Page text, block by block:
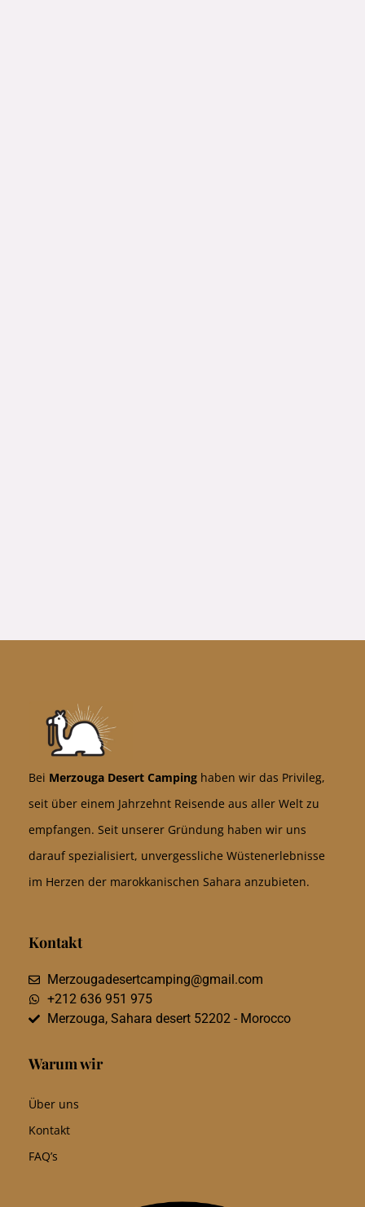
Bei Merzouga Desert Camping haben wir das Privileg,
seit über einem Jahrzehnt Reisende aus aller Welt zu
empfangen. Seit unserer Gründung haben wir uns
darauf spezialisiert, unvergessliche Wüstenerlebnisse
im Herzen der marokkanischen Sahara anzubieten.
Kontakt
Merzougadesertcamping@gmail.com
+212 636 951 975
Merzouga, Sahara desert 52202 - Morocco
Warum wir
Über uns
Kontakt
FAQ’s